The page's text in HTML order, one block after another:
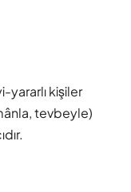
yararlı kişiler
tevbeyle)